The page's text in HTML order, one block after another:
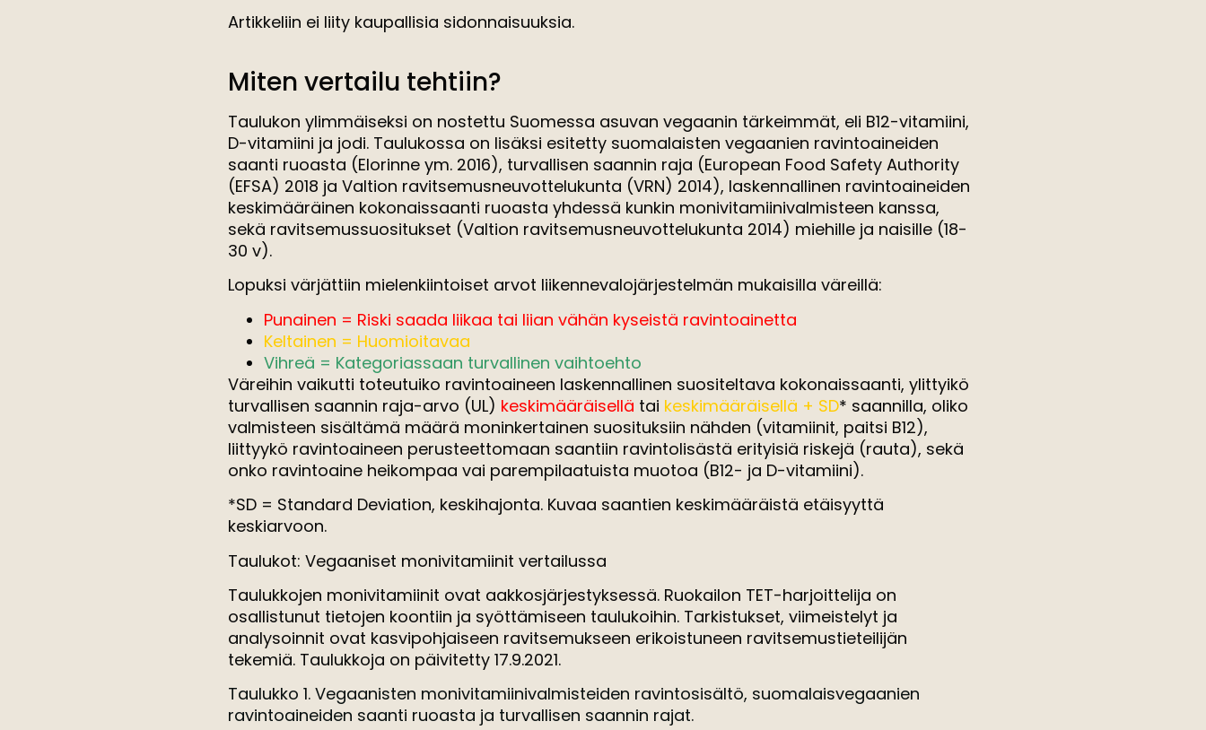
Artikkeliin ei liity kaupallisia sidonnaisuuksia.
Miten vertailu tehtiin?
Taulukon ylimmäiseksi on nostettu Suomessa asuvan vegaanin tärkeimmät, eli B12-vitamiini,
D-vitamiini ja jodi. Taulukossa on lisäksi esitetty suomalaisten vegaanien ravintoaineiden
saanti ruoasta (Elorinne ym. 2016), turvallisen saannin raja (European Food Safety Authority
(EFSA) 2018 ja Valtion ravitsemusneuvottelukunta (VRN) 2014), laskennallinen ravintoaineiden
keskimääräinen kokonaissaanti ruoasta yhdessä kunkin monivitamiinivalmisteen kanssa,
sekä ravitsemussuositukset (Valtion ravitsemusneuvottelukunta 2014) miehille ja naisille (18-
30 v).
Lopuksi värjättiin mielenkiintoiset arvot liikennevalojärjestelmän mukaisilla väreillä:
Punainen = Riski saada liikaa tai liian vähän kyseistä ravintoainetta
Keltainen = Huomioitavaa
Vihreä = Kategoriassaan turvallinen vaihtoehto
Väreihin vaikutti toteutuiko ravintoaineen laskennallinen suositeltava kokonaissaanti, ylittyikö
turvallisen saannin raja-arvo (UL) keskimääräisellä tai keskimääräisellä + SD* saannilla, oliko
valmisteen sisältämä määrä moninkertainen suosituksiin nähden (vitamiinit, paitsi B12),
liittyykö ravintoaineen perusteettomaan saantiin ravintolisästä erityisiä riskejä (rauta), sekä
onko ravintoaine heikompaa vai parempilaatuista muotoa (B12- ja D-vitamiini).
*SD = Standard Deviation, keskihajonta. Kuvaa saantien keskimääräistä etäisyyttä
keskiarvoon.
Taulukot: Vegaaniset monivitamiinit vertailussa
Taulukkojen monivitamiinit ovat aakkosjärjestyksessä. Ruokailon TET-harjoittelija on
osallistunut tietojen koontiin ja syöttämiseen taulukoihin. Tarkistukset, viimeistelyt ja
analysoinnit ovat kasvipohjaiseen ravitsemukseen erikoistuneen ravitsemustieteilijän
tekemiä. Taulukkoja on päivitetty 17.9.2021.
Taulukko 1. Vegaanisten monivitamiinivalmisteiden ravintosisältö, suomalaisvegaanien
ravintoaineiden saanti ruoasta ja turvallisen saannin rajat.